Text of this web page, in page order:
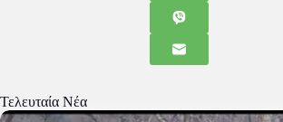
Τελευταία Νέα